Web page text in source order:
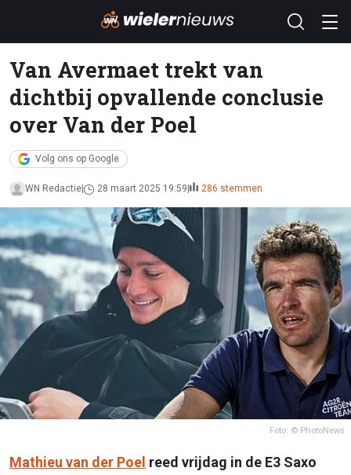
Van Avermaet trekt van
dichtbij opvallende conclusie
over Van der Poel
Volg ons op Google
WN Redactie 28 maart 2025 19:59 286 stemmen
Foto: © PhotoNews
Mathieu van der Poel reed vrijdag in de E3 Saxo